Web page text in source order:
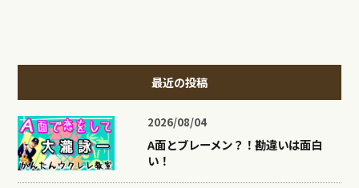
最近の投稿
2026/08/04
A面とブレーメン？！勘違いは面白
い！